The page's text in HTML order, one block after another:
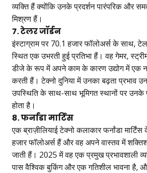
व्यक्ति हैं क्योंकि उनके प्रदर्शन पारंपरिक और
मिश्रण हैं।
7. टेलर जॉर्डन
इंस्टाग्राम पर 70.1 हजार फॉलोअर्स के साथ,
स्थित एक उभरती हुई प्रतिभा हैं। वह गेमर,
डीजे के रूप में अपने काम के कारण उद्योग में एक
करती हैं। टेक्नो दुनिया में उनका बढ़ता प्रभाव
उपस्थिति के साथ-साथ भूमिगत स्थानों पर उनके
होता है।
8. फर्नांडा मार्टिंस
एक ब्राज़ीलियाई टेक्नो कलाकार फर्नांडा
हजार फॉलोअर्स हैं और वह अपने वास्तव में
जाती हैं। 2025 में वह एक प्रमुख प्रभावशाली
पास वैश्विक बुकिंग और एक गतिशील भावना